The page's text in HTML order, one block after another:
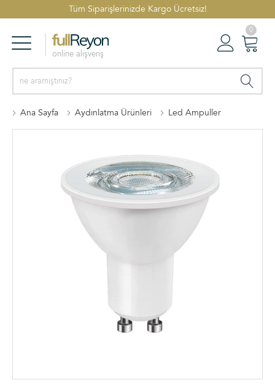
Tüm Siparişlerinizde Kargo Ücretsiz!
online alışveriş
0
Ana Sayfa Aydınlatma Ürünleri Led Ampuller